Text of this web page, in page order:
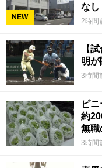
NEW
な
2時間
【
明が
3時間
ビ
約
無
3時間